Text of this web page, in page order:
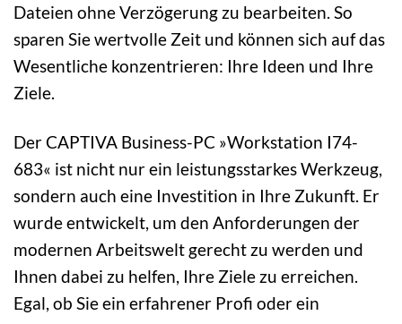
Dateien ohne Verzögerung zu bearbeiten. So
sparen Sie wertvolle Zeit und können sich auf das
Wesentliche konzentrieren: Ihre Ideen und Ihre
Ziele.
Der CAPTIVA Business-PC »Workstation I74-
683« ist nicht nur ein leistungsstarkes Werkzeug,
sondern auch eine Investition in Ihre Zukunft. Er
wurde entwickelt, um den Anforderungen der
modernen Arbeitswelt gerecht zu werden und
Ihnen dabei zu helfen, Ihre Ziele zu erreichen.
Egal, ob Sie ein erfahrener Profi oder ein